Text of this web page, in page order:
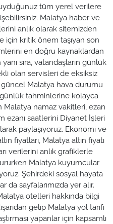
tüm yerel verilere
Malatya haber ve
anlık olarak sitemizden
için kritik önem taşıyan son
en doğru kaynaklardan
yanı sıra, vatandaşların günlük
olan servisleri de eksiksiz
Malatya hava durumu
tahminlerine kolayca
Malatya namaz vakitleri, ezan
ezanı saatlerini Diyanet İşleri
paylaşıyoruz. Ekonomi ve
fiyatları, Malatya altın fiyatı
verilerini anlık grafiklerle
Malatya kuyumcular
Şehirdeki sosyal hayata
sayfalarımızda yer alır.
otelleri hakkında bilgi
gelip Malatya yol tarifi
yapanlar için kapsamlı